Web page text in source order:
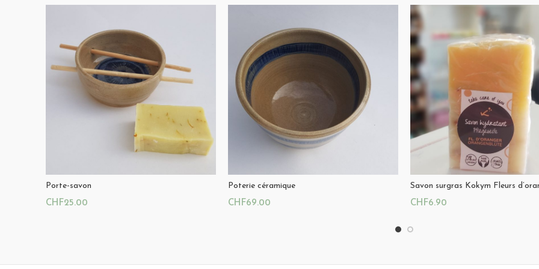
Porte-savon
CHF25.00
Poterie céramique
CHF69.00
Savon surgras Kokym Fleurs
CHF6.90